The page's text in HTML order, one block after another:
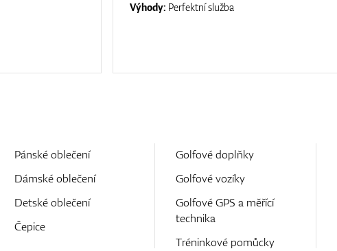
Výhody: Perfektní služba
Pánské oblečení
Dámské oblečení
Detské oblečení
Čepice
Golfové doplňky
Golfové vozíky
Golfové GPS a měřící
technika
Tréninkové pomůcky